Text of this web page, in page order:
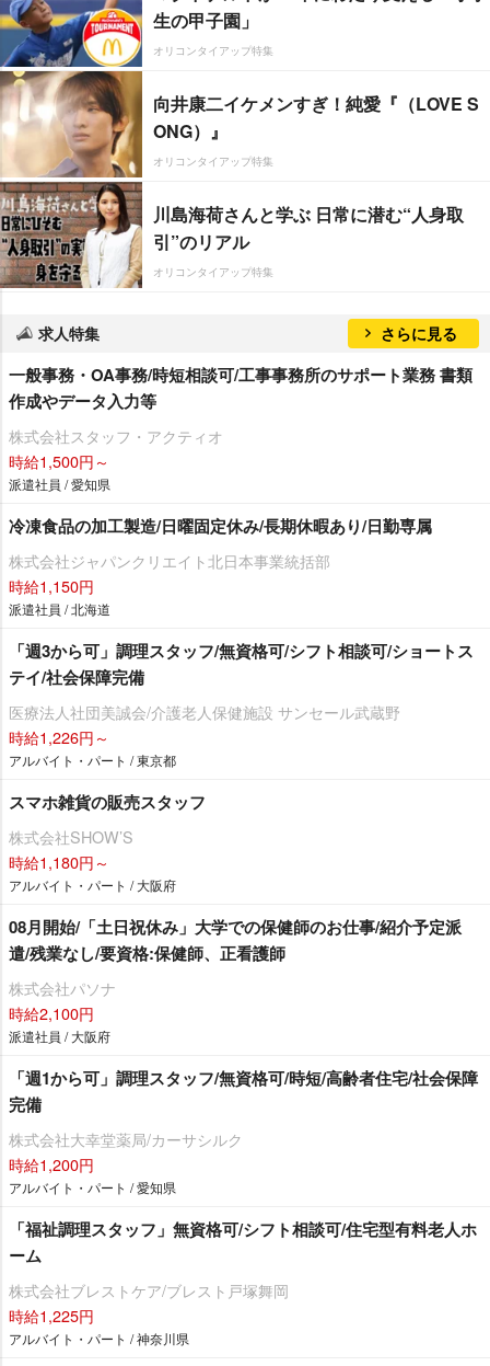
生の甲子園」
オリコンタイアップ特集
向井康二イケメンすぎ！純愛『（LOVE S
ONG）』
オリコンタイアップ特集
川島海荷さんと学ぶ 日常に潜む“人身取
引”のリアル
オリコンタイアップ特集
求人特集 さらに見る
一般事務・OA事務/時短相談可/工事事務所のサポート業務 書類
作成やデータ入力等
株式会社スタッフ・アクティオ
時給1,500円～
派遣社員 / 愛知県
冷凍食品の加工製造/日曜固定休み/長期休暇あり/日勤専属
株式会社ジャパンクリエイト北日本事業統括部
時給1,150円
派遣社員 / 北海道
「週3から可」調理スタッフ/無資格可/シフト相談可/ショートス
テイ/社会保障完備
医療法人社団美誠会/介護老人保健施設 サンセール武蔵野
時給1,226円～
アルバイト・パート / 東京都
スマホ雑貨の販売スタッフ
株式会社SHOW’S
時給1,180円～
アルバイト・パート / 大阪府
08月開始/「土日祝休み」大学での保健師のお仕事/紹介予定派
遣/残業なし/要資格:保健師、正看護師
株式会社パソナ
時給2,100円
派遣社員 / 大阪府
「週1から可」調理スタッフ/無資格可/時短/高齢者住宅/社会保障
完備
株式会社大幸堂薬局/カーサシルク
時給1,200円
アルバイト・パート / 愛知県
「福祉調理スタッフ」無資格可/シフト相談可/住宅型有料老人ホ
ーム
株式会社ブレストケア/ブレスト戸塚舞岡
時給1,225円
アルバイト・パート / 神奈川県